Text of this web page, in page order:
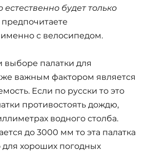
естественно будет только
именно с велосипедом.
выборе палатки для
важным фактором является
Если по русски то это
противостоять дождю,
водного столба.
до 3000 мм то эта палатка
для хороших погодных